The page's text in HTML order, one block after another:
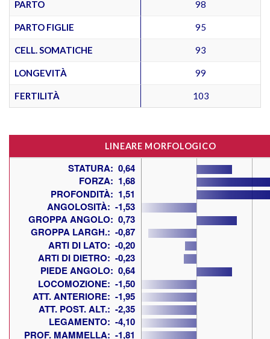
PARTO 98
PARTO FIGLIE 95
CELL. SOMATICHE 93
LONGEVITÀ 99
FERTILITÀ 103
LINEARE MORFOLOGICO